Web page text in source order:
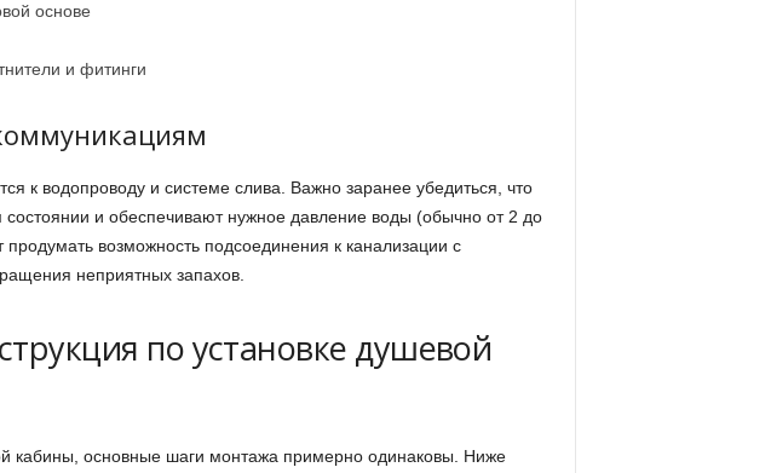
основе
и фитинги
к водопроводу и системе слива. Важно заранее убедиться, что
и обеспечивают нужное давление воды (обычно от 2 до
возможность подсоединения к канализации с
неприятных запахов.
по установке душевой
кабины, основные шаги монтажа примерно одинаковы. Ниже